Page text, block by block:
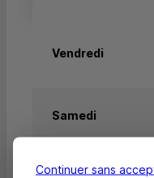
Vendredi
Samedi
Dimanche
Continuer sans